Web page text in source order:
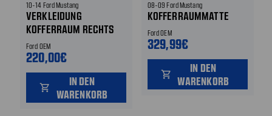
10-14 Ford Mustang
VERKLEIDUNG
KOFFERRAUM RECHTS
Ford OEM
220,00€
shopping_cart
IN DEN
WARENKORB
08-09 Ford Mustang
KOFFERRAUMMATTE
Ford OEM
329,99€
shopping_cart
IN DEN
WARENKORB